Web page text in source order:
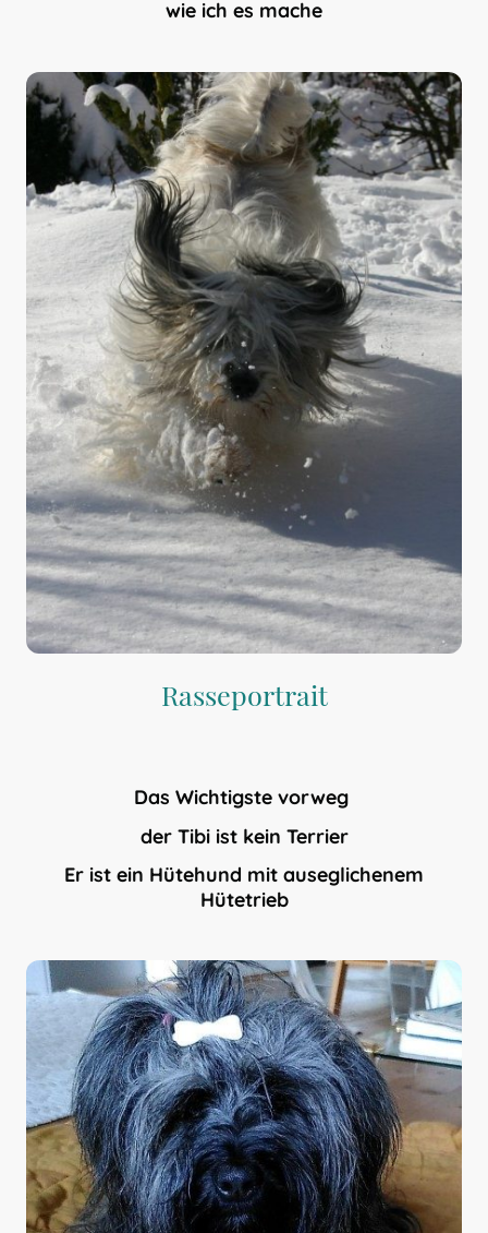
wie ich es mache
Rasseportrait
Das Wichtigste vorweg
der Tibi ist kein Terrier
Er ist ein Hütehund mit auseglichenem
Hütetrieb